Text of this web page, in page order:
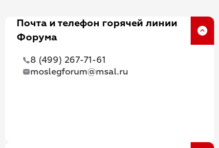
Почта и телефон горячей линии
Форума
8 (499) 267-71-61
moslegforum@msal.ru